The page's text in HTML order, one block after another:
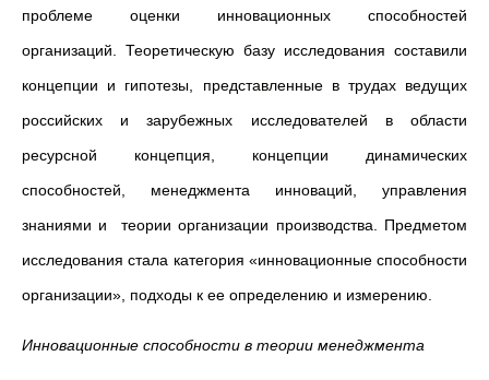
проблеме оценки инновационных способностей
организаций. Теоретическую базу исследования составили
концепции и гипотезы, представленные в трудах ведущих
российских и зарубежных исследователей в области
ресурсной концепция, концепции динамических
способностей, менеджмента инноваций, управления
знаниями и теории организации производства. Предметом
исследования стала категория «инновационные способности
организации», подходы к ее определению и измерению.
Инновационные способности в теории менеджмента